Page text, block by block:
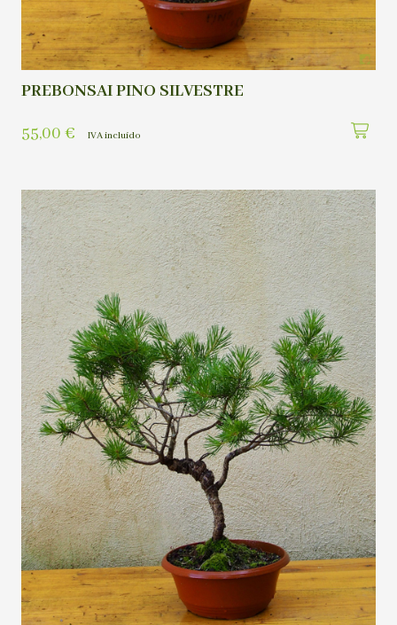
PREBONSAI PINO SILVESTRE
55,00 € IVA incluído